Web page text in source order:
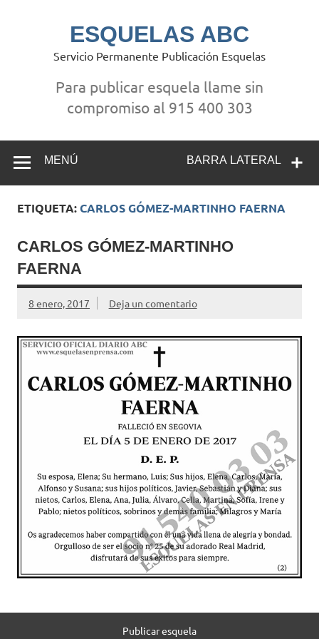
ESQUELAS ABC
Servicio Permanente Publicación Esquelas
Para publicar esquela llame sin
compromiso al 915 400 303
BARRA LATERAL
MENÚ
ETIQUETA:CARLOS GÓMEZ-MARTINHO FAERNA
CARLOS GÓMEZ-MARTINHO
FAERNA
8 enero, 2017 Deja un comentario
Publicar esquela